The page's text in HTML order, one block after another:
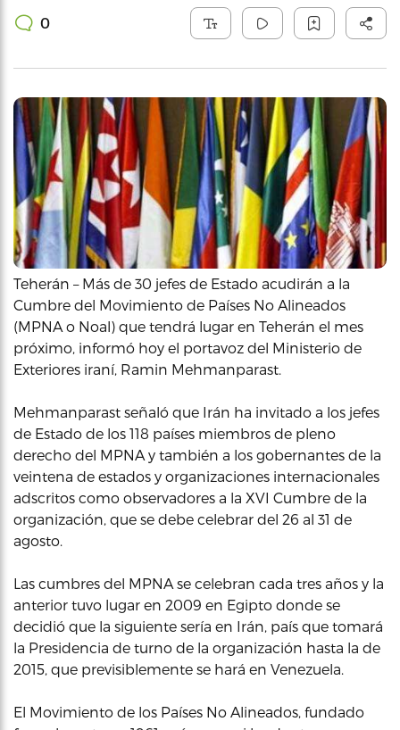
0
Teherán – Más de 30 jefes de Estado acudirán a la
Cumbre del Movimiento de Países No Alineados
(MPNA o Noal) que tendrá lugar en Teherán el mes
próximo, informó hoy el portavoz del Ministerio de
Exteriores iraní, Ramin Mehmanparast.
Mehmanparast señaló que Irán ha invitado a los jefes
de Estado de los 118 países miembros de pleno
derecho del MPNA y también a los gobernantes de la
veintena de estados y organizaciones internacionales
adscritos como observadores a la XVI Cumbre de la
organización, que se debe celebrar del 26 al 31 de
agosto.
Las cumbres del MPNA se celebran cada tres años y la
anterior tuvo lugar en 2009 en Egipto donde se
decidió que la siguiente sería en Irán, país que tomará
la Presidencia de turno de la organización hasta la de
2015, que previsiblemente se hará en Venezuela.
El Movimiento de los Países No Alineados, fundado